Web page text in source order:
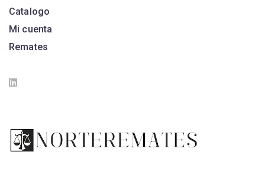
Catalogo
Mi cuenta
Remates